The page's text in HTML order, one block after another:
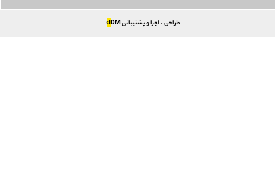
طراحی ، اجرا و پشتیبانی dDM